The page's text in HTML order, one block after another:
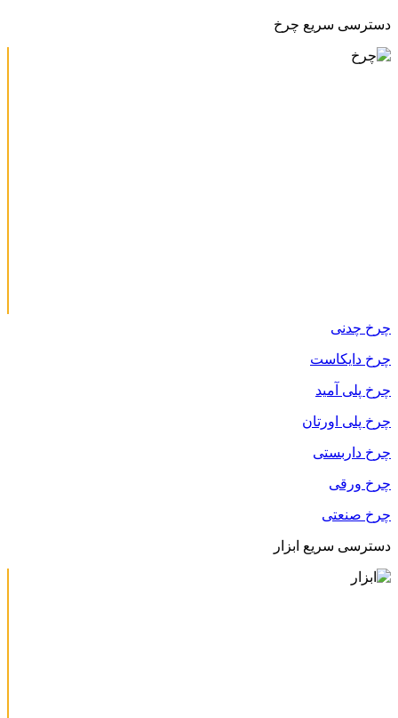
دسترسی سریع چرخ
چرخ چدنی
چرخ دایکاست
چرخ پلی آمید
چرخ پلی اورتان
چرخ داربستی
چرخ ورقی
چرخ صنعتی
دسترسی سریع ابزار